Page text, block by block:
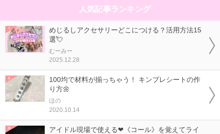
人気記事ランキング
めじるしアクセサリーどこにつける？活用方法15
選💘
むーみー
2025.12.28
100均で材料が揃っちゃう！ キンブレシートの作
り方🌼
ほの
2020.10.14
アイドル現場で使える❤《コール》を覚えてライ